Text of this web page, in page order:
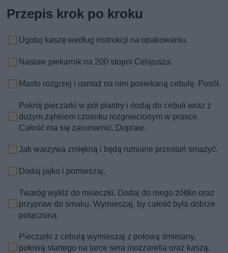
Przepis krok po kroku
Ugotuj kaszę według instrukcji na opakowaniu.
Nastaw piekarnik na 200 stopni Celsjusza.
Masło rozgrzej i usmaż na nim posiekaną cebulę. Posól.
Pokrój pieczarki w pół plastry i dodaj do cebuli wraz z
dużym ząbkiem czosnku rozgniecionym w prasce.
Całość ma się zarumienić. Dopraw.
Jak warzywa zmiękną i będą rumiane przestań smażyć.
Dodaj jajko i pomieszaj.
Twaróg wyłóż do miseczki. Dodaj do niego żółtko oraz
przypraw do smaku. Wymieszaj, by całość była dobrze
połączona.
Pieczarki z cebulą wymieszaj z połową śmietany,
połową startego na tarce sera mozzarella oraz kaszą.